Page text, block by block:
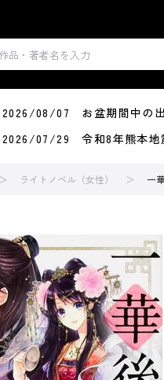
2026/08/07 お盆期間中の出
2026/07/29 令和8年熊本地
ライトノベル（女性） 一